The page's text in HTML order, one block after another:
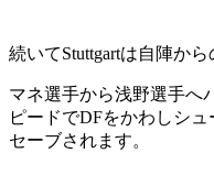
続いてStuttgartは自陣から
マネ選手から浅野選手へ
ピードでDFをかわしシ
セーブされます。